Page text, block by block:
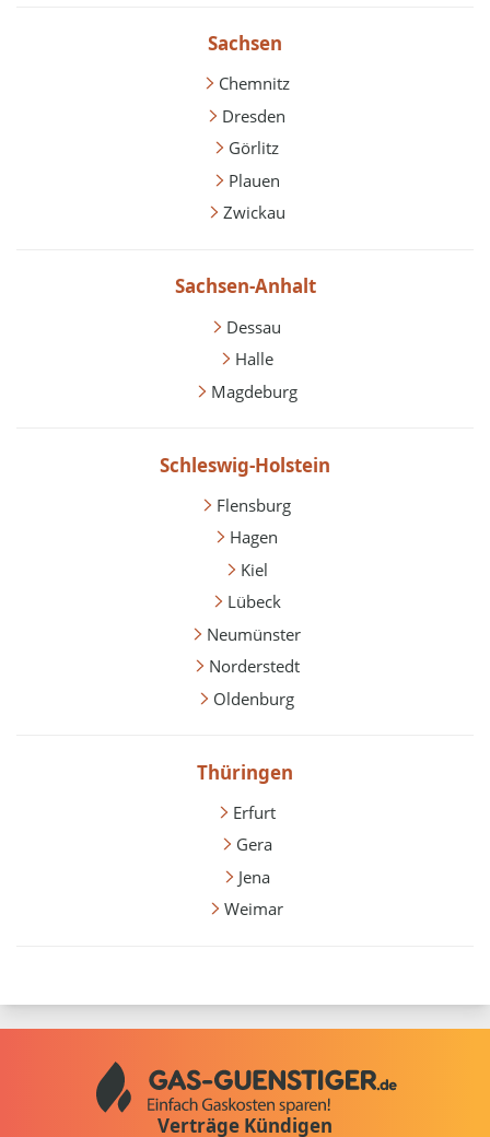
Sachsen
Chemnitz
Dresden
Görlitz
Plauen
Zwickau
Sachsen-Anhalt
Dessau
Halle
Magdeburg
Schleswig-Holstein
Flensburg
Hagen
Kiel
Lübeck
Neumünster
Norderstedt
Oldenburg
Thüringen
Erfurt
Gera
Jena
Weimar
Verträge Kündigen